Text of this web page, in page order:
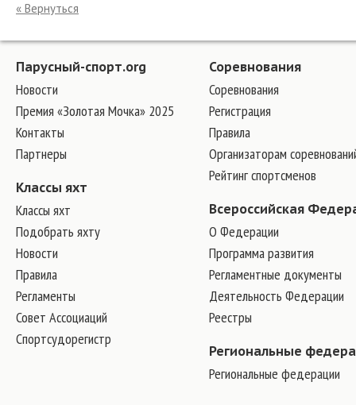
« Вернуться
Парусный-спорт.org
Новости
Премия «Золотая Мочка» 2025
Контакты
Партнеры
Классы яхт
Классы яхт
Подобрать яхту
Новости
Правила
Регламенты
Совет Ассоциаций
Спортсудорегистр
Соревнования
Соревнования
Регистрация
Правила
Организаторам
Рейтинг спортсменов
Всероссийская
О Федерации
Программа развития
Регламентные документы
Деятельность Федерации
Реестры
Региональные
Региональные федерации